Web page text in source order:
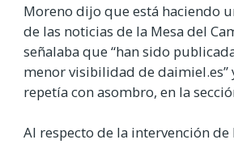
Moreno dijo que está haciendo
de las noticias de la Mesa del
señalaba que “han sido
menor visibilidad de daimiel.es”
repetía con asombro, en la
Al respecto de la intervención de